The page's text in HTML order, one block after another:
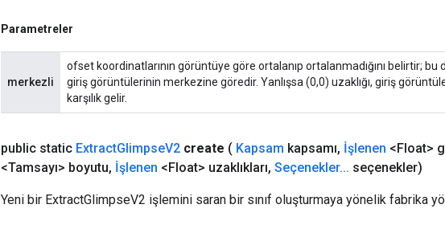
Parametreler
merkezli
ofset koordinatlarının görüntüye göre ortalanıp ortalanmadığını belirtir; bu
giriş görüntülerinin merkezine göredir. Yanlışsa (0,0) uzaklığı, giriş
karşılık gelir.
public static ExtractGlimpseV2 create ( Kapsam kapsamı, İşlenen <Float>
<Tamsayı> boyutu, İşlenen <Float> uzaklıkları, Seçenekler... seçenekler)
Yeni bir ExtractGlimpseV2 işlemini saran bir sınıf oluşturmaya yönelik fabrika